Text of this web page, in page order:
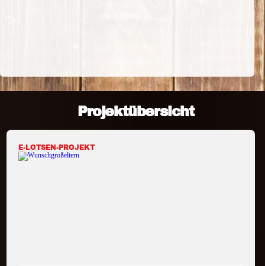
Projektübersicht
E-LOTSEN-PROJEKT